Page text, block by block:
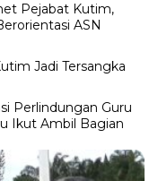
Pejabat Kutim,
ASN
Jadi Tersangka
Perlindungan Guru
Ikut Ambil Bagian